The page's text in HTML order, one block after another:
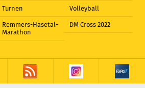
Turnen Volleyball
Remmers-Hasetal-
Marathon
DM Cross 2022